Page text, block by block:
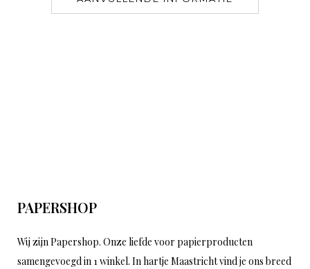
PAPERSHOP
Wij zijn Papershop. Onze liefde voor papierproducten
samengevoegd in 1 winkel. In hartje Maastricht vind je ons breed